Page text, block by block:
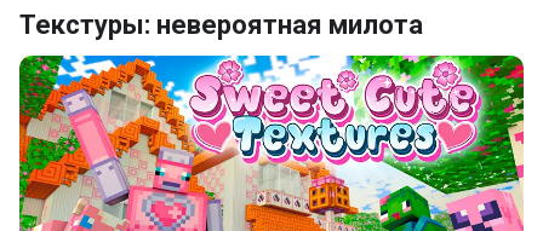
Текстуры: невероятная милота